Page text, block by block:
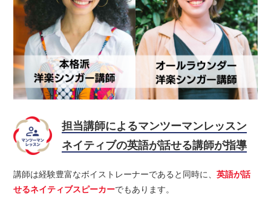
担当講師によるマンツーマンレッスン
ネイティブの英語が話せる講師が指導
講師は経験豊富なボイストレーナーであると同時に、英語が話
せるネイティブスピーカーでもあります。